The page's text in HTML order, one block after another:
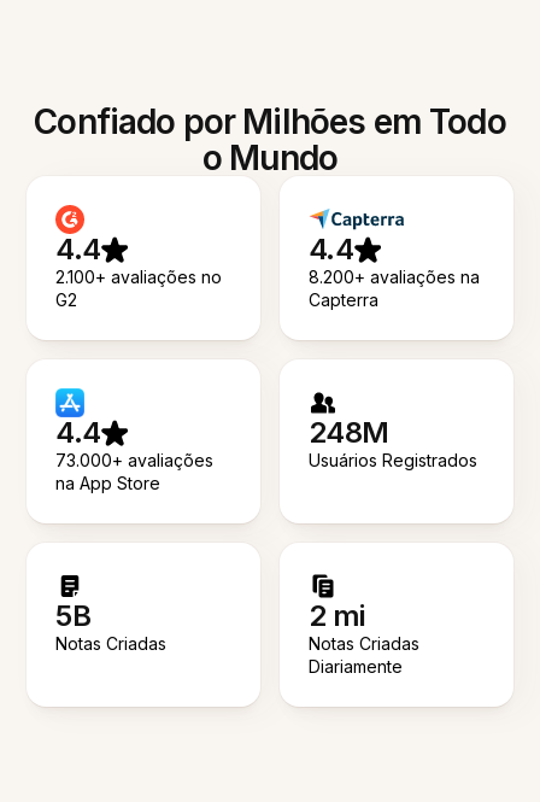
Confiado por Milhões em Todo
o Mundo
4.4
2.100+ avaliações no
G2
4.4
8.200+ avaliações na
Capterra
4.4
73.000+ avaliações
na App Store
248M
Usuários Registrados
5B
Notas Criadas
2 mi
Notas Criadas
Diariamente